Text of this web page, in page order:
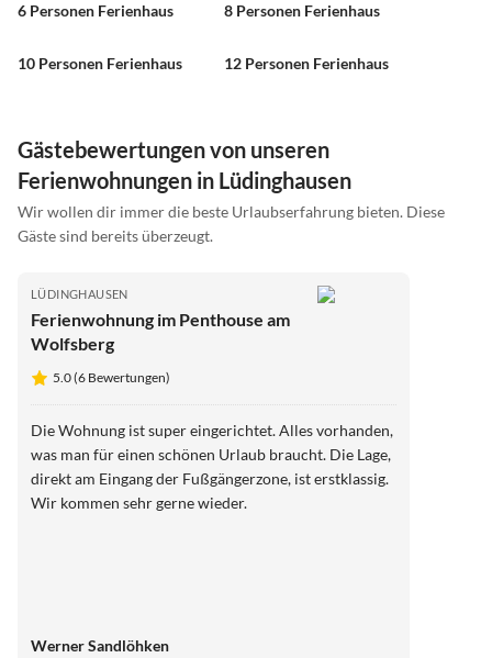
6 Personen Ferienhaus 8 Personen Ferienhaus
10 Personen Ferienhaus 12 Personen Ferienhaus
Gästebewertungen von unseren
Ferienwohnungen in Lüdinghausen
Wir wollen dir immer die beste Urlaubserfahrung bieten. Diese
Gäste sind bereits überzeugt.
LÜDINGHAUSEN
Ferienwohnung im Penthouse am
Wolfsberg
5.0 (6 Bewertungen)
Die Wohnung ist super eingerichtet. Alles vorhanden,
was man für einen schönen Urlaub braucht. Die Lage,
direkt am Eingang der Fußgängerzone, ist erstklassig.
Wir kommen sehr gerne wieder.
Werner Sandlöhken